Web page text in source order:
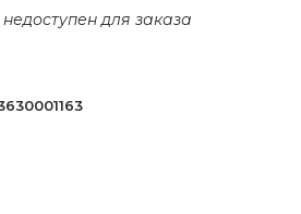
для заказа